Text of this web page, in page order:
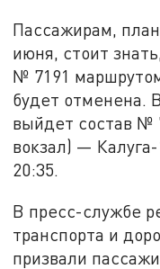
Пассажирам,
июня, стоит
№ 7191
будет отменена.
выйдет состав №
вокзал) —
20:35.
В пресс-службе
транспорта и
призвали